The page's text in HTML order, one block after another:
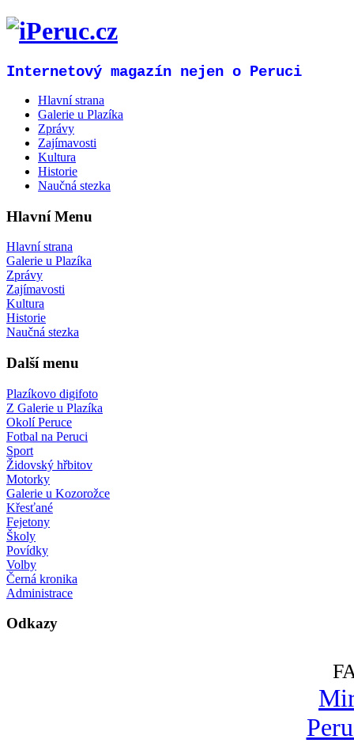
Internetový magazín nejen o Peruci
Hlavní strana
Galerie u Plazíka
Zprávy
Zajímavosti
Kultura
Historie
Naučná stezka
Hlavní Menu
Hlavní strana
Galerie u Plazíka
Zprávy
Zajímavosti
Kultura
Historie
Naučná stezka
Další menu
Plazíkovo digifoto
Z Galerie u Plazíka
Okolí Peruce
Fotbal na Peruci
Sport
Židovský hřbitov
Motorky
Galerie u Kozorožce
Křesťané
Fejetony
Školy
Povídky
Volby
Černá kronika
Administrace
Odkazy